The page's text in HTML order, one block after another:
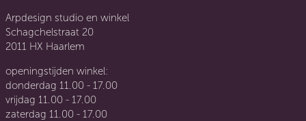
Arpdesign studio en winkel
Schagchelstraat 20
2011 HX Haarlem
openingstijden winkel:
donderdag 11.00 - 17.00
vrijdag 11.00 - 17.00
zaterdag 11.00 - 17.00